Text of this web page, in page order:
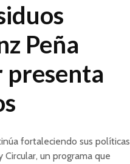
Peña
presenta
fortaleciendo sus políticas
un programa que